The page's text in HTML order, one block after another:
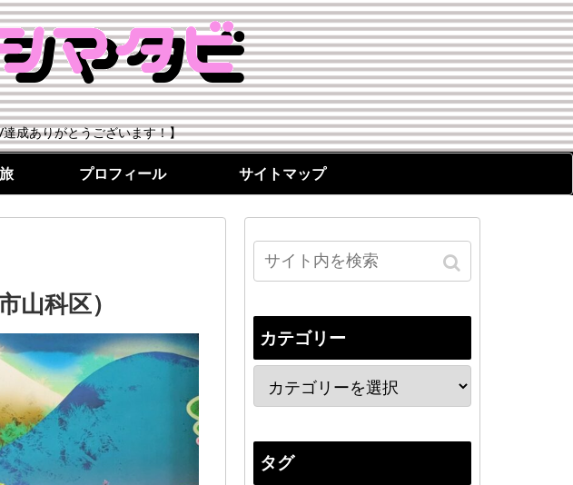
成ありがとうございます！】
プロフィール サイトマップ
山科区）
カテゴリー
タグ